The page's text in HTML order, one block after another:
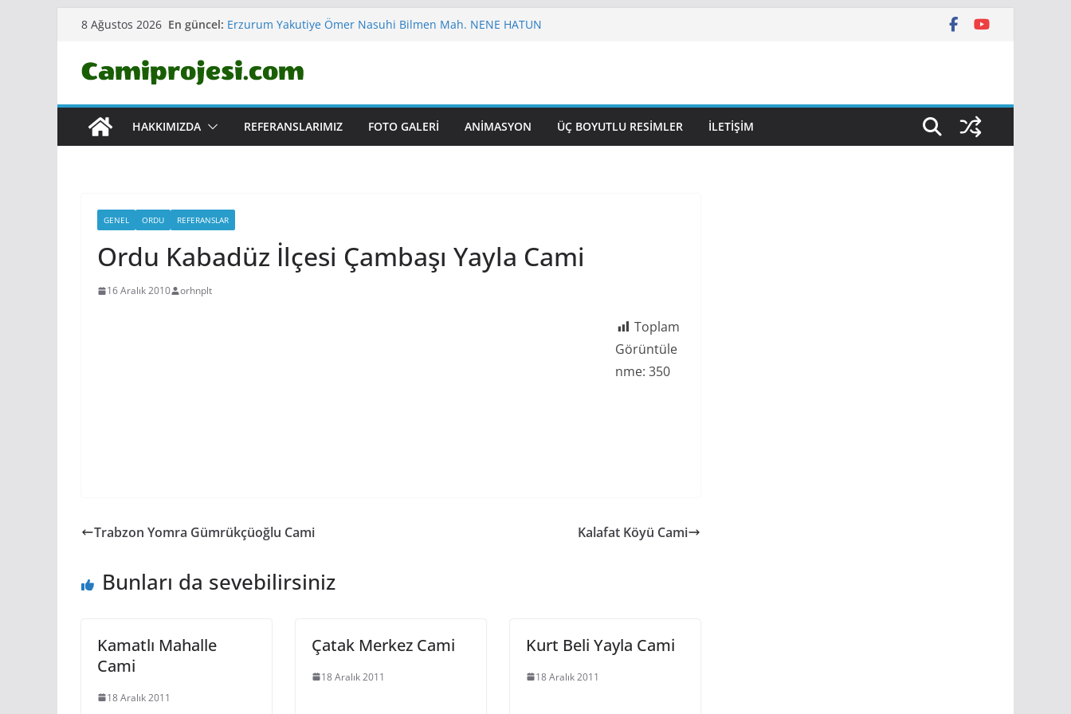
content
8 Ağustos 2026 En güncel: Erzurum Yakutiye Ömer Nasuhi Bilmen Mah. NENE HATUN
Aydın Kuşadası MERKEZ CAMİ VE KÜLLİYESİ
Kırklareli Vize Merkez HAZRETİ ÖMER CAMİ
HAKKIMIZDA
REFERANSLARIMIZ FOTO GALERI ANIMASYON ÜÇ BOYUTLU RESIMLER İLETIŞIM
GENEL ORDU REFERANSLAR
Ordu Kabadüz İlçesi Çambaşı Yayla Cami
16 Aralık 2010 orhnplt
Toplam
Görüntüle
nme: 350
Trabzon Yomra Gümrükçüoğlu Cami Kalafat Köyü Cami
Bunları da sevebilirsiniz
Kamatlı Mahalle
Cami
18 Aralık 2011
Çatak Merkez Cami
18 Aralık 2011
Kurt Beli Yayla Cami
18 Aralık 2011